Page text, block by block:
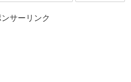
ンサーリンク